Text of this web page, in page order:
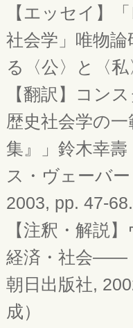
【エッセイ】
社会学」唯物
る〈公〉と〈
【翻訳】コン
歴史社会学の
集』」鈴木幸
ス・ヴェーバ
2003, pp. 47-
【注釈・解説
経済・社会――
朝日出版社,
成）